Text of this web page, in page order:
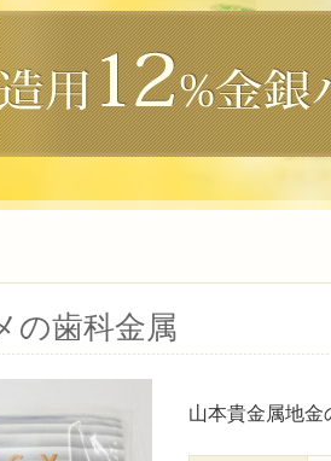
の歯科金属
山本貴金属地